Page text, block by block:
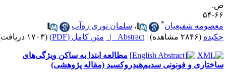
۵۴
شفیعیان * ،سلمان نوری زه‌آب
(۲۸۴۶ مشاهده) |
Abstract | متن کامل (PDF) (۱۷۰۳ دریافت)
مطالعه ابتدا به ساکن ویژگی‌های
و فونونی سدیم‌هیدروکسید (مقاله پژوهشی)